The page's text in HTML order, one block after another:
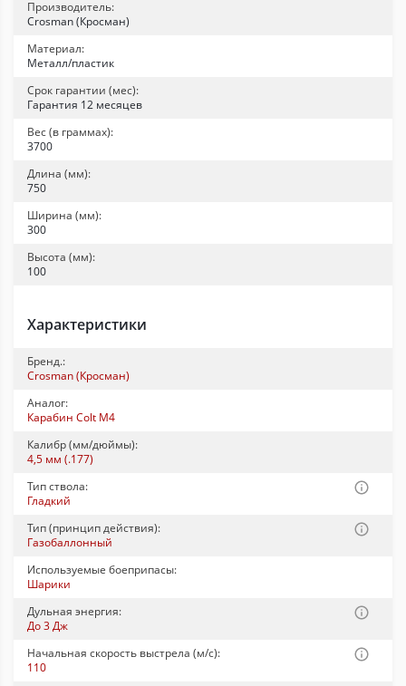
Производитель:
Crosman (Кросман)
Материал:
Металл/пластик
Срок гарантии (мес):
Гарантия 12 месяцев
Вес (в граммах):
3700
Длина (мм):
750
Ширина (мм):
300
Высота (мм):
100
Характеристики
Бренд.:
Crosman (Кросман)
Аналог:
Карабин Colt М4
Калибр (мм/дюймы):
4,5 мм (.177)
Тип ствола:
Гладкий
Тип (принцип действия):
Газобаллонный
Используемые боеприпасы:
Шарики
Дульная энергия:
До 3 Дж
Начальная скорость выстрела (м/с):
110